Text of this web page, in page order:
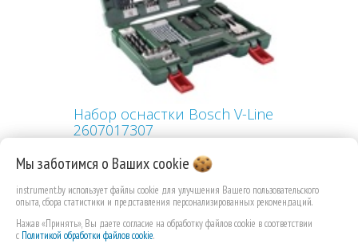
Набор оснастки Bosch V-Line
2607017307
204,28 РУБ.КОП.
Мы заботимся о Вашихcookie
instrument.by использует файлы cookie для улучшения Вашего пользовательского
опыта, сбора статистики и представления персонализированных рекомендаций.
Нажав «Принять», Вы даете согласие на обработку файлов cookie в соответствии
с Политикой обработки файлов cookie.